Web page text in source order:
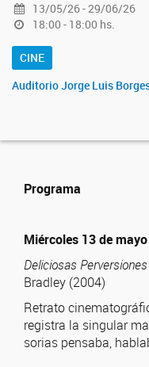
13/05/26 - 29/06/26
18:00 - 18:00 hs.
CINE
Auditorio Jorge Luis
Programa
Miércoles 13 de
Deliciosas
Bradley (2004)
Retrato
registra la singular
sorias pensaba,